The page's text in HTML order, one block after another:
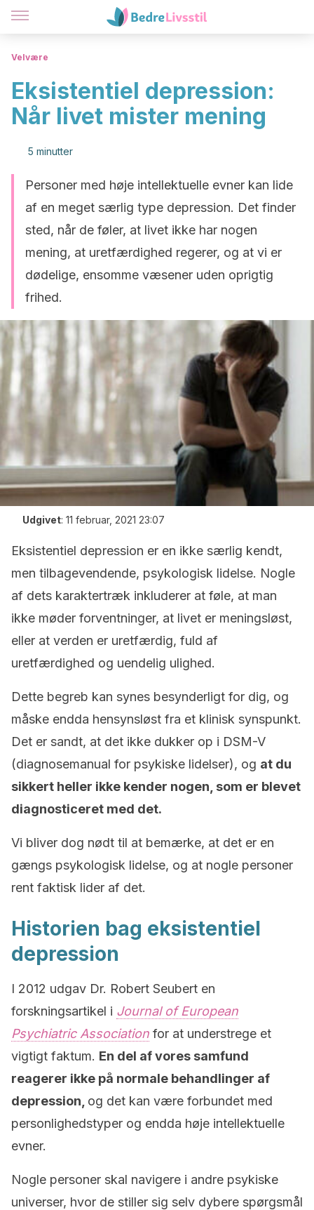
Velvære
Eksistentiel depression:
Når livet mister mening
5 minutter
Personer med høje intellektuelle evner kan lide
af en meget særlig type depression. Det finder
sted, når de føler, at livet ikke har nogen
mening, at uretfærdighed regerer, og at vi er
dødelige, ensomme væsener uden oprigtig
frihed.
Udgivet: 11 februar, 2021 23:07
Eksistentiel depression er en ikke særlig kendt,
men tilbagevendende, psykologisk lidelse. Nogle
af dets karaktertræk inkluderer at føle, at man
ikke møder forventninger, at livet er meningsløst,
eller at verden er uretfærdig, fuld af
uretfærdighed og uendelig ulighed.
Dette begreb kan synes besynderligt for dig, og
måske endda hensynsløst fra et klinisk synspunkt.
Det er sandt, at det ikke dukker op i DSM-V
(diagnosemanual for psykiske lidelser), og at du
sikkert heller ikke kender nogen, som er blevet
diagnosticeret med det.
Vi bliver dog nødt til at bemærke, at det er en
gængs psykologisk lidelse, og at nogle personer
rent faktisk lider af det.
Historien bag eksistentiel
depression
I 2012 udgav Dr. Robert Seubert en
forskningsartikel i Journal of European
Psychiatric Association for at understrege et
vigtigt faktum. En del af vores samfund
reagerer ikke på normale behandlinger af
depression, og det kan være forbundet med
personlighedstyper og endda høje intellektuelle
evner.
Nogle personer skal navigere i andre psykiske
universer, hvor de stiller sig selv dybere spørgsmål